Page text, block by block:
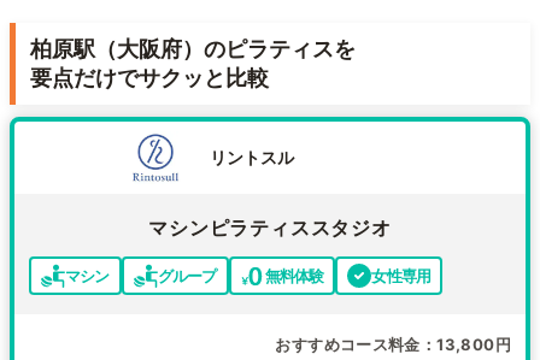
柏原駅（大阪府）のピラティスを
要点だけでサクッと比較
リントスル
マシンピラティススタジオ
マシン グループ 無料体験 女性専用
おすすめコース料金 13,800円